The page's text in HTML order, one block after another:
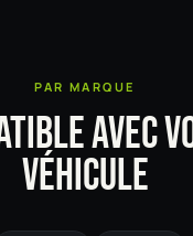
PAR MARQUE
AVEC
VÉHICULE